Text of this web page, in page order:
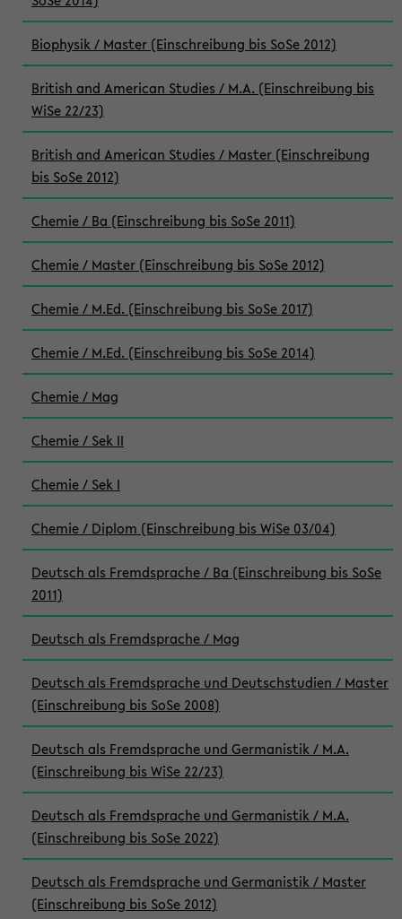
Biophysik / Master (Einschreibung bis SoSe 2012)
British and American Studies / M.A. (Einschreibung bis
WiSe 22/23)
British and American Studies / Master (Einschreibung
bis SoSe 2012)
Chemie / Ba (Einschreibung bis SoSe 2011)
Chemie / Master (Einschreibung bis SoSe 2012)
Chemie / M.Ed. (Einschreibung bis SoSe 2017)
Chemie / M.Ed. (Einschreibung bis SoSe 2014)
Chemie / Mag
Chemie / Sek II
Chemie / Sek I
Chemie / Diplom (Einschreibung bis WiSe 03/04)
Deutsch als Fremdsprache / Ba (Einschreibung bis SoSe
2011)
Deutsch als Fremdsprache / Mag
Deutsch als Fremdsprache und Deutschstudien / Master
(Einschreibung bis SoSe 2008)
Deutsch als Fremdsprache und Germanistik / M.A.
(Einschreibung bis WiSe 22/23)
Deutsch als Fremdsprache und Germanistik / M.A.
(Einschreibung bis SoSe 2022)
Deutsch als Fremdsprache und Germanistik / Master
(Einschreibung bis SoSe 2012)